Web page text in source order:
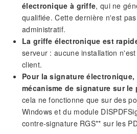
électronique à griffe, qui ne
qualifiée. Cette dernière n'est
administratif.
La griffe électronique est
serveur : aucune installation
client.
Pour la signature
mécanisme de signature sur le
cela ne fonctionne que sur des
Windows et du module
contre-signature RGS** sur les